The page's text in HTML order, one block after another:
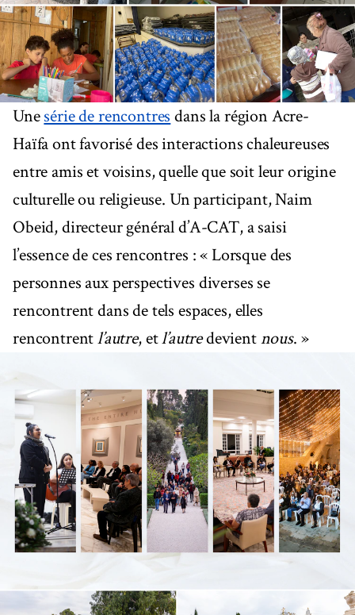
Unesérie de rencontres dans la région Acre-
Haïfa ont favorisé des interactions chaleureuses
entre amis et voisins, quelle que soit leur origine
culturelle ou religieuse. Un participant, Naim
Obeid, directeur général d’A-CAT, a saisi
l’essence de ces rencontres : « Lorsque des
personnes aux perspectives diverses se
rencontrent dans de tels espaces, elles
rencontrentl’autre, etl’autredevientnous. »